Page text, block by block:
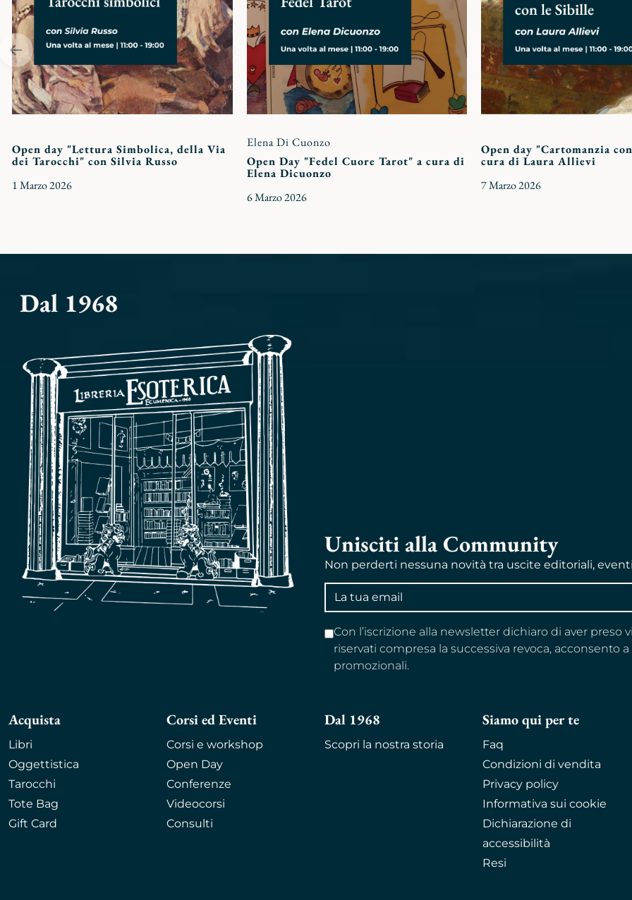
Open day "Lettura Simbolica, della Via
dei Tarocchi" con Silvia Russo
1 Marzo 2026
Elena Di Cuonzo
Open Day "Fedel Cuore Tarot" a cura di
Elena Dicuonzo
6 Marzo 2026
Open day "Cartomanzia
cura di Laura Allievi
7 Marzo 2026
Dal 1968
Unisciti alla Community
Non perderti nessuna novità tra uscite editoriali,
Indirizzo
email
Con l’iscrizione alla newsletter dichiaro di aver
riservati compresa la successiva revoca,
promozionali.
Acquista
Libri
Oggettistica
Tarocchi
Tote Bag
Gift Card
Corsi ed Eventi
Corsi e workshop
Open Day
Conferenze
Videocorsi
Consulti
Dal 1968
Scopri la nostra storia
Siamo qui per te
Faq
Condizioni di vendita
Privacy policy
Informativa sui cookie
Dichiarazione di
accessibilità
Resi